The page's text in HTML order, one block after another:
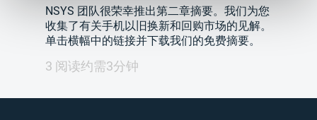
NSYS 团队很荣幸推出第二章摘要。我们为您
收集了有关手机以旧换新和回购市场的见解。
单击横幅中的链接并下载我们的免费摘要。
3 阅读约需3分钟